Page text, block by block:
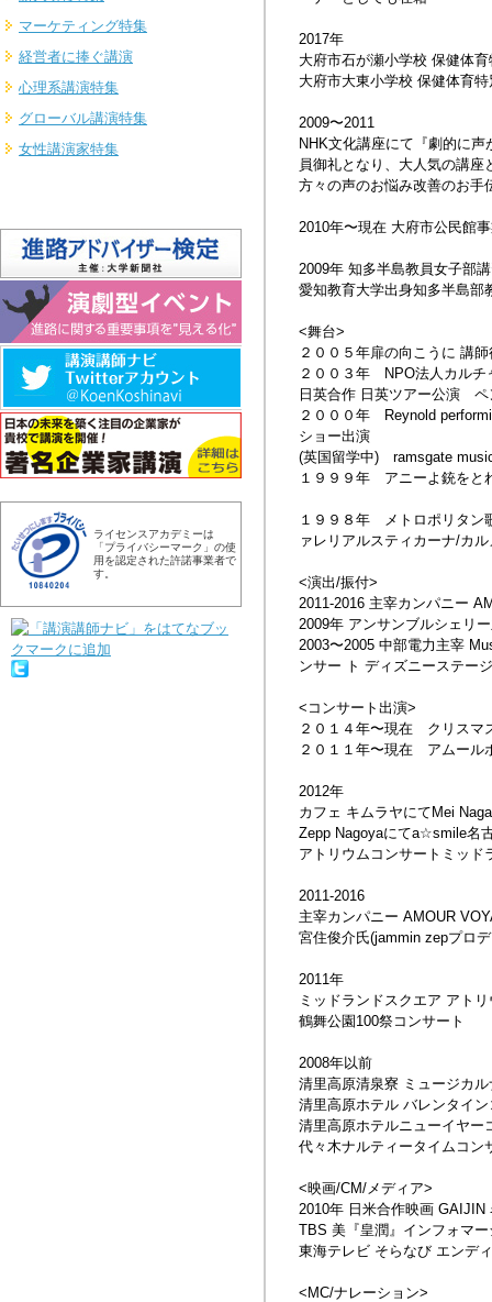
マーケティング特集
経営者に捧ぐ講演
心理系講演特集
グローバル講演特集
女性講演家特集
ライセンスアカデミーは
「プライバシーマーク」の使
用を認定された許諾事業者で
す。
2017年
大府市石が瀬小学校 保健体
大府市大東小学校 保健体育
2009〜2011
NHK文化講座にて『劇的に
員御礼となり、大人気の講
方々の声のお悩み改善のお手
2010年〜現在 大府市公民館
2009年 知多半島教員女子部
愛知教育大学出身知多半島部
<舞台>
２００５年扉の向こうに 講
２００３年 NPO法人カルチ
日英合作 日英ツアー公演 ペ
２０００年 Reynold
ショー出演
(英国留学中) ramsgate
１９９９年 アニーよ銃をと
１９９８年 メトロポリタン
ァレリアルスティカーナ/カル
<演出/振付>
2011-2016 主宰カンパニー
2009年 アンサンブルシェリ
2003〜2005 中部電力主宰
ンサー ト ディズニーステー
<コンサート出演>
２０１４年〜現在 クリスマ
２０１１年〜現在 アムール
2012年
カフェ キムラヤにてMei
Zepp Nagoyaにてa☆smile名
アトリウムコンサートミッド
2011-2016
主宰カンパニー AMOUR
宮住俊介氏(jammin zepプロ
2011年
ミッドランドスクエア アト
鶴舞公園100祭コンサート
2008年以前
清里高原清泉寮 ミュージカル
清里高原ホテル バレンタイ
清里高原ホテルニューイヤー
代々木ナルティータイムコン
<映画/CM/メディア>
2010年 日米合作映画 GAIJIN
TBS 美『皇潤』インフォマ
東海テレビ そらなび エンデ
<MC/ナレーション>